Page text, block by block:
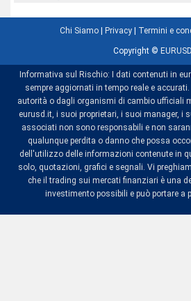
Chi Siamo| Privacy| Termini e
Copyright ©
Informativa sul Rischio: I dati contenuti in
sempre aggiornati in tempo reale e
autorità o dagli organismi di cambio ufficiali
eurusd.it, i suoi proprietari, i suoi manager, i
associati non sono responsabili e non
qualunque perdita o danno che possa
dell'utilizzo delle informazioni contenute in
solo, quotazioni, grafici e segnali. Vi
che il trading sui mercati finanziari è una
investimento possibili e può portare a